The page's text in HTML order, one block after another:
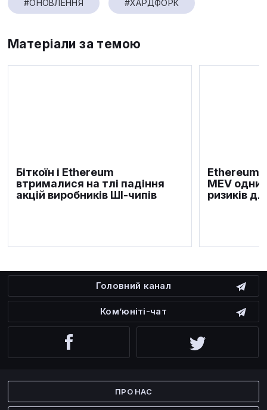
#ОНОВЛЕННЯ #ХАРДФОРК
Матеріали за темою
Біткоїн і Ethereum
втрималися на тлі падіння
акцій виробників ШІ-чипів
Ethereum
MEV
ризиків
Головний канал
Ком’юніті-чат
ПРО НАС